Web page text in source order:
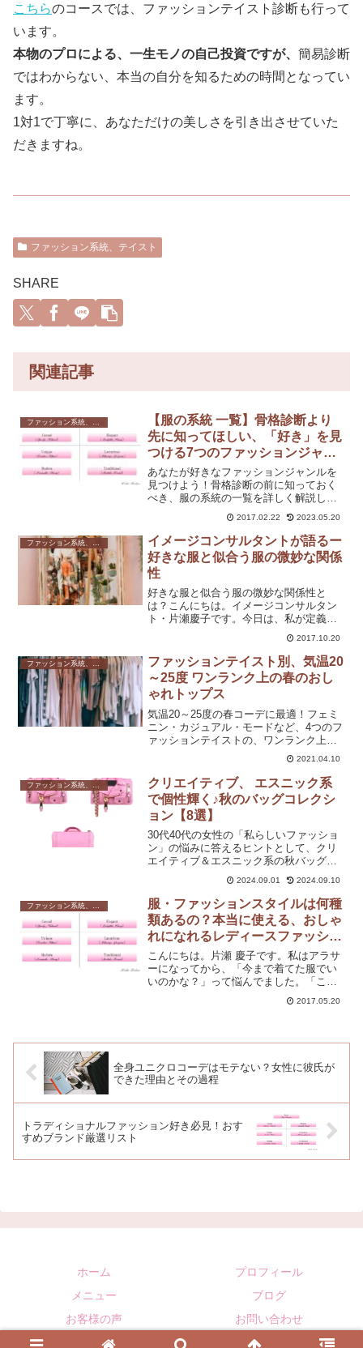
こちらのコースでは、ファッションテイスト診断も行って
います。
本物のプロによる、一生モノの自己投資ですが、 簡易診断
ではわからない、本当の自分を知るための時間となってい
ます。
1対1で丁寧に、あなただけの美しさを引き出させていた
だきますね。
ファッション系統、テイスト
SHARE
関連記事
【服の系統 一覧】骨格診断より
先に知ってほしい、「好き」を見
つける7つのファッションジャン
ル
あなたが好きなファッションジャンルを
見つけよう！骨格診断の前に知っておく
べき、服の系統の一覧を詳しく解説しま
す。好きな服を諦めたくない方は、まず
こちらを読んでください。
2017.02.22 2023.05.20
ファッション系統、テイスト
イメージコンサルタントが語るー
好きな服と似合う服の微妙な関係
性
好きな服と似合う服の微妙な関係性と
は？こんにちは。イメージコンサルタン
ト・片瀬慶子です。今日は、私が定義す
る「好きな服」と「似合う服」はどこが
どう違うのか？を書いていきますね。※
これはあくまでも私の考えです。言葉の
違いを知っていただくことで...
2017.10.20
ファッション系統、テイスト
ファッションテイスト別、気温20
～25度 ワンランク上の春のおし
ゃれトップス
気温20～25度の春コーデに最適！フェミ
ニン・カジュアル・モードなど、4つのフ
ァッションテイストの、ワンランク上の
おしゃれトップスをご紹介します。2021.04.10
クリエイティブ、 エスニック系
で個性輝く♪秋のバッグコレクシ
ョン【8選】
30代40代の女性の「私らしいファッショ
ン」の悩みに答えるヒントとして、クリ
エイティブ＆エスニック系の秋バッグを
ご紹介します。これらのテイストは、従
来の常識にとらわれない自由な発想と、
伝統と現代性のバランスを持ち、あなた
の感性を刺激するデザ...
2024.09.01 2024.09.10
ファッション系統、テイスト
服・ファッションスタイルは何種
類あるの？本当に使える、おしゃ
れになれるレディースファッショ
ンとは？
こんにちは。片瀬 慶子です。私はアラサ
ーになってから、「今まで着てた服でい
いのかな？」って悩んでました。「こ
れ！」という自分なりのファッションス
タイルが決まると、安心してお買い物が
2017.05.20
全身ユニクロコーデはモテない？女性に彼氏が
できた理由とその過程
トラディショナルファッション好き必見！おす
すめブランド厳選リスト
ホーム
プロフィール
メニュー
ブログ
お客様の声
お問い合わせ